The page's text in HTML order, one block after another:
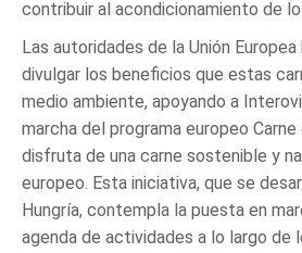
contribuir al acondicionamiento de
Las autoridades de la Unión
divulgar los beneficios que estas
medio ambiente, apoyando a
marcha del programa europeo
disfruta de una carne sostenible y
europeo. Esta iniciativa, que se
Hungría, contempla la puesta en
agenda de actividades a lo largo de